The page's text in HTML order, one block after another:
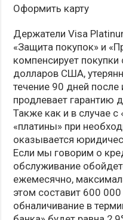
Оформить карту
Держатели Visa
«Защита покупок» и
компенсирует
долларов США,
течение 90 дней после
продлевает гарантию
Также как и в случае
«платины» при
оказывается
Если мы говорим о
обслуживание
ежемесячно,
этом составит 600
обналичивание в